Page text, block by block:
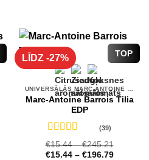
TOP
LĪDZ -27%
UNIVERSĀLĀS MARC-ANTOINE BARROIS SMARŽAS
Marc-Antoine Barrois Tilia
EDP
Novērtēts
ar4.72 no 5
(39)
€15.44–€245.21
€15.44– €196.79